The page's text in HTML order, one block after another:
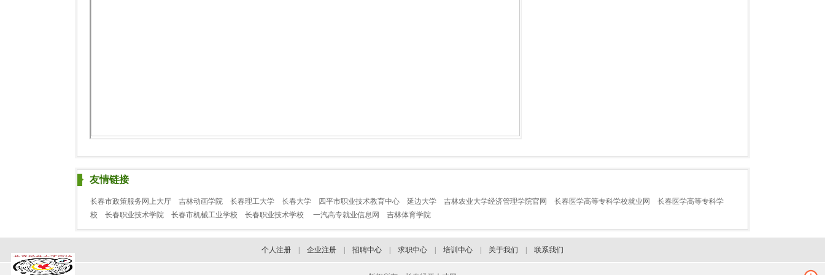
友情链接
长春市政策服务网上大厅 吉林动画学院 长春理工大学 长春大学 四平市职业技术教育中心 延边大学 吉林农业大学经济管理学院官网 长春医学高等专科学校就业网
长春医学高等专科学
校
长春职业技术学院 长春市机械工业学校 长春职业技术学校 一汽高专就业信息网 吉林体育学院
个人注册 企业注册 招聘中心 求职中心 培训中心 关于我们 联系我们